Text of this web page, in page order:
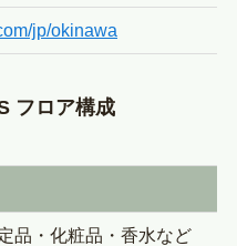
jp/okinawa
フロア構成
品・化粧品・香水など